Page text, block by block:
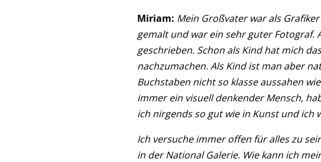
Miriam: Mein Großvater war als
gemalt und war ein sehr guter Fotograf.
geschrieben. Schon als Kind hat mich
nachzumachen. Als Kind ist man aber
Buchstaben nicht so klasse aussahen
immer ein visuell denkender Mensch,
ich nirgends so gut wie in Kunst und ich
Ich versuche immer offen für alles zu
in der National Galerie. Wie kann ich